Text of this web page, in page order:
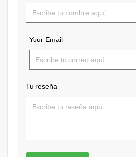
Your Email
Tu reseña